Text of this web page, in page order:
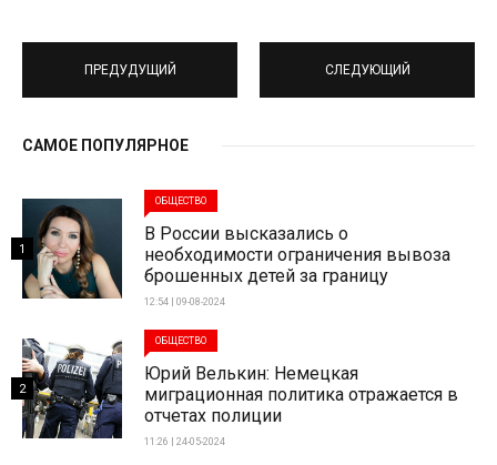
ПРЕДУДУЩИЙ СЛЕДУЮЩИЙ
САМОЕ ПОПУЛЯРНОЕ
ОБЩЕСТВО
В России высказались о
необходимости ограничения вывоза
брошенных детей за границу
12:54 | 09-08-2024
1
ОБЩЕСТВО
Юрий Велькин: Немецкая
миграционная политика отражается в
отчетах полиции
11:26 | 24-05-2024
2